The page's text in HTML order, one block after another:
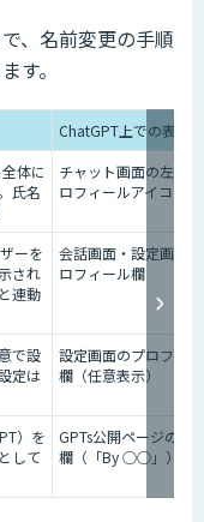
、名前変更の手順
す。
ChatGPT上での表示
体に
氏名
チャット画面の左下
ロフィールアイコン
ーを
され
連動
会話画面・設定画面
ロフィール欄
で設
定は
設定画面のプロフィ
欄（任意表示）
）を
して
GPTs公開ページの作
欄（「By ○○」）